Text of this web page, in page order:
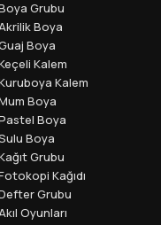
Grubu
Akrilik Boya
Boya
Kalem
Kalem
Boya
Boya
Boya
Grubu
Kağıdı
Grubu
Akıl Oyunları